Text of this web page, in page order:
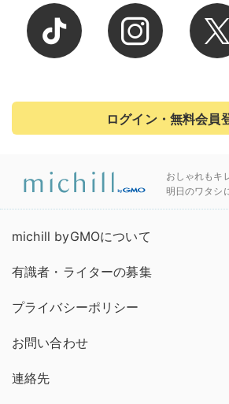
ログイン・無料会員
おしゃれもキ
明日のワタシ
michill byGMOについて
有識者・ライターの募集
プライバシーポリシー
お問い合わせ
連絡先